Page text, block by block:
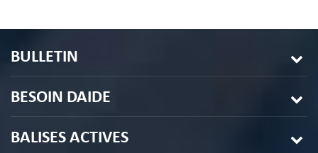
BULLETIN
BESOIN DAIDE
BALISES ACTIVES